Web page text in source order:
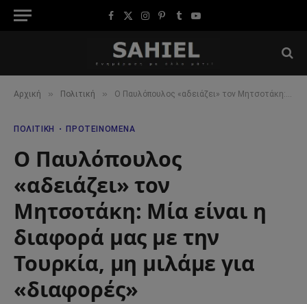
Facebook
X
Instagram
Pinterest
TumblrYouTube
Αρχική » Πολιτική » O Παυλόπουλος «αδειάζει» τον Μητσοτάκη: Μία είναι η διαφορά μας με την Τουρκία, μη μιλάμε για «διαφορές»
ΠΟΛΙΤΙΚΉ ΠΡΟΤΕΙΝΌΜΕΝΑ
O Παυλόπουλος
«αδειάζει» τον
Μητσοτάκη: Μία είναι η
διαφορά μας με την
Τουρκία, μη μιλάμε για
«διαφορές»